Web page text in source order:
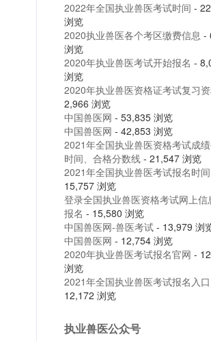
2022年全国执业兽医考试时间 -
浏览
2020执业兽医各个考区缴费信息 -
浏览
2020年执业兽医考试开始报名 -
浏览
2020年执业兽医资格证考试复习
2,966 浏览
中国兽医网 - 53,835 浏览
中国兽医网 - 42,853 浏览
2021年全国执业兽医资格考试成
时间、合格分数线- 21,547 浏览
2021年全国执业兽医考试报名时间
15,757 浏览
登录全国执业兽医资格考试网上信
报名 - 15,580 浏览
中国兽医网-兽医考试- 13,979 浏
中国兽医网 - 12,754 浏览
2020年执业兽医考试报名官网 -
浏览
2021年全国执业兽医考试报名入口
12,172 浏览
执业兽医公众号